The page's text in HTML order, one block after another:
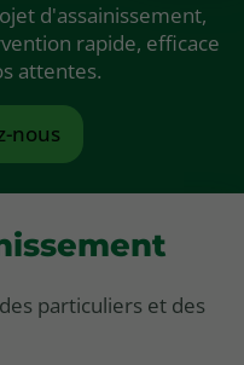
d'assainissement,
rapide, efficace
attentes.
nous
particuliers et des